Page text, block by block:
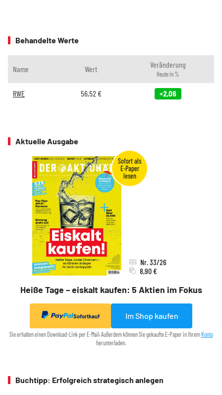
Behandelte Werte
Name Wert Veränderung
Heute in %
RWE 56,52 € +2,06
Aktuelle Ausgabe
Heiße Tage – eiskalt kaufen: 5 Aktien im Fokus
Nr. 33/26
8,90 €
Sofortkauf Im Shop kaufen
Sie erhalten einen Download-Link per E-Mail. Außerdem können Sie gekaufte E-Paper in Ihrem Konto
herunterladen.
Buchtipp: Erfolgreich strategisch anlegen